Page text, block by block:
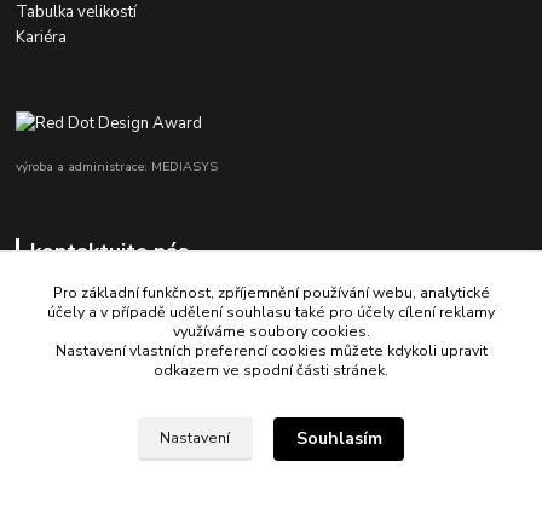
Tabulka velikostí
Kariéra
výroba a administrace: MEDIASYS
kontaktujte nás
+420 725 347 646
Pro základní funkčnost, zpříjemnění používání webu, analytické
účely a v případě udělení souhlasu také pro účely cílení reklamy
využíváme soubory cookies.
Nastavení vlastních preferencí cookies můžete kdykoli upravit
odkazem ve spodní části stránek.
Nastavení Souhlasím